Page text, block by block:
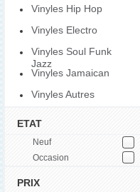
Vinyles Hip Hop
Vinyles Electro
Vinyles Soul Funk
Jazz
Vinyles Jamaican
Vinyles Autres
ETAT
Neuf
Occasion
PRIX